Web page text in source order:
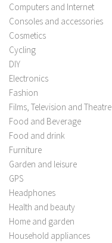
Computers and Internet
Consoles and accessories
Cosmetics
Cycling
DIY
Electronics
Fashion
Films, Television and Theatre
Food and Beverage
Food and drink
Furniture
Garden and leisure
GPS
Headphones
Health and beauty
Home and garden
Household appliances